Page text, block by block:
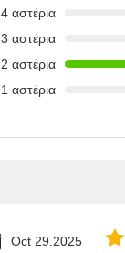
4 αστέρια
3 αστέρια
2 αστέρια
1 αστέρια
Oct 29.2025